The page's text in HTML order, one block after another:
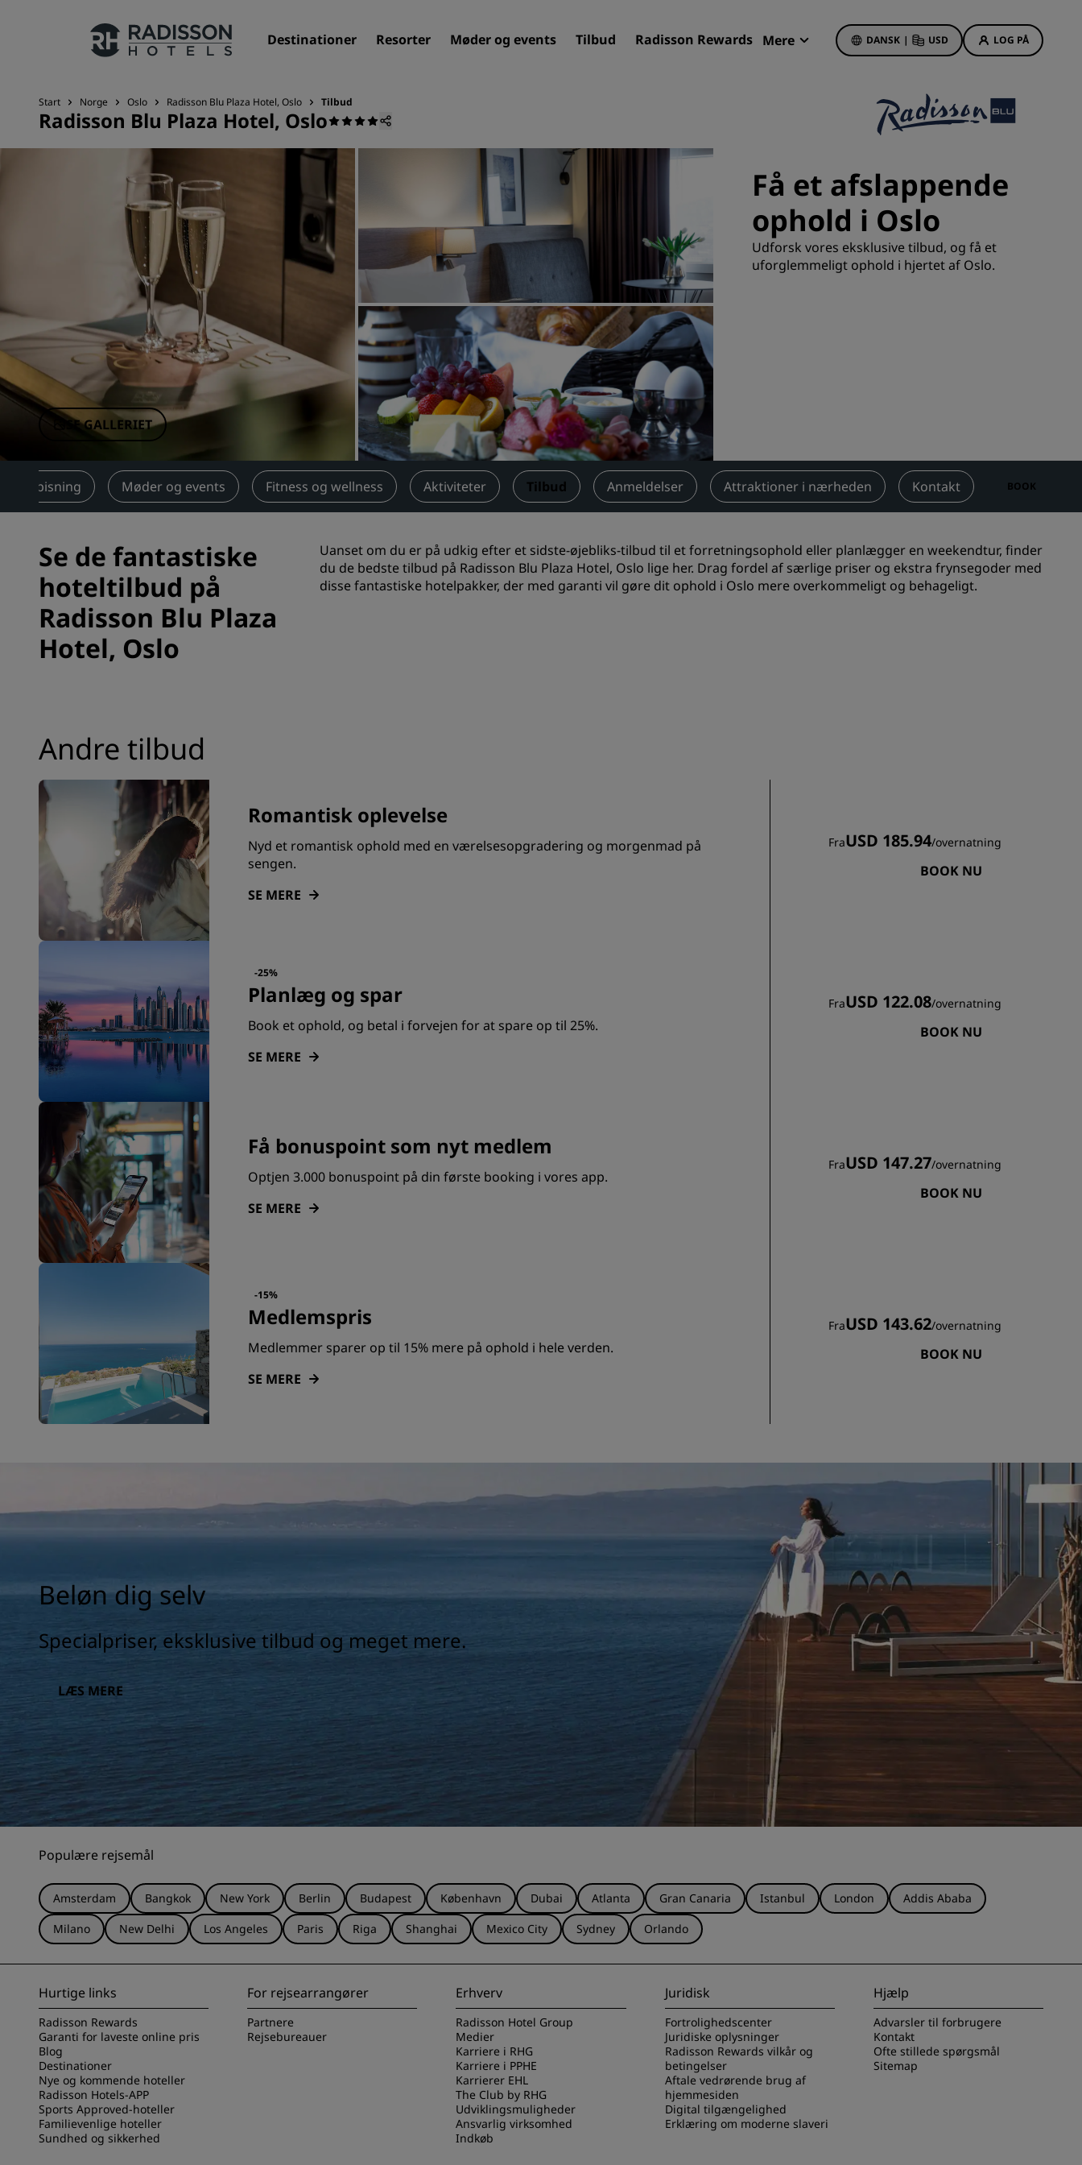
Destinationer Resorter Møder og events Tilbud Radisson Rewards Mere DANSK | USD LOG PÅ
Vores brands
Radisson Hotels-brands
Tilknyttede brands i Kina
Destinationer
Resorter
Servicerede lejligheder
Lufthavnshoteller
Nye og kommende hoteller
Møder og arrangementer
Opdag Radisson Meetings
Book et mødelokale
Anmod om et tilbud
Destinationer til events
Brancheløsninger
Søg flyafgange
Søg flyafgange
Spisning
Søg efter en restaurant
Hoteltilbud
Få bonuspoint som nyt medlem
Deals of the Day
Book på forhånd
Se vores pakker
Forretningsrejsende
Centrum-hoteller
Besøg vores blog
Radisson Rewards
Opdag Radisson Rewards
Start Norge Oslo Radisson Blu Plaza Hotel, Oslo Tilbud
Radisson Blu Plaza Hotel, Oslo
SE GALLERIET
Få et afslappende
ophold i Oslo
Udforsk vores eksklusive tilbud, og få et
uforglemmeligt ophold i hjertet af Oslo.
Spisning Møder og events Fitness og wellness Aktiviteter Tilbud Anmeldelser Attraktioner i nærheden Kontakt BOOK
Se de fantastiske
hoteltilbud på
Radisson Blu Plaza
Hotel, Oslo
Uanset om du er på udkig efter et sidste-øjebliks-tilbud til et forretningsophold eller planlægger en weekendtur, finder
du de bedste tilbud på Radisson Blu Plaza Hotel, Oslo lige her. Drag fordel af særlige priser og ekstra frynsegoder med
disse fantastiske hotelpakker, der med garanti vil gøre dit ophold i Oslo mere overkommeligt og behageligt.
Andre tilbud
Romantisk oplevelse
Nyd et romantisk ophold med en værelsesopgradering og morgenmad på
sengen.
SE MERE
FraUSD 185.94/overnatning
BOOK NU
-25%
Planlæg og spar
Book et ophold, og betal i forvejen for at spare op til 25%.
SE MERE
FraUSD 122.08/overnatning
BOOK NU
Få bonuspoint som nyt medlem
Optjen 3.000 bonuspoint på din første booking i vores app.
SE MERE
FraUSD 147.27/overnatning
BOOK NU
-15%
Medlemspris
Medlemmer sparer op til 15% mere på ophold i hele verden.
SE MERE
FraUSD 143.62/overnatning
BOOK NU
Beløn dig selv
Specialpriser, eksklusive tilbud og meget mere.
LÆS MERE
Populære rejsemål
Amsterdam Bangkok New York Berlin Budapest København Dubai Atlanta Gran Canaria Istanbul London
Addis Ababa
Milano
New Delhi Los Angeles Paris Riga Shanghai Mexico City Sydney Orlando
Hurtige links
Radisson Rewards
Garanti for laveste online pris
Blog
Destinationer
Nye og kommende hoteller
Radisson Hotels-APP
Sports Approved-hoteller
Familievenlige hoteller
Sundhed og sikkerhed
For rejsearrangører
Partnere
Rejsebureauer
Erhverv
Radisson Hotel Group
Medier
Karriere i RHG
Karriere i PPHE
Karrierer EHL
The Club by RHG
Udviklingsmuligheder
Ansvarlig virksomhed
Indkøb
Juridisk
Fortrolighedscenter
Juridiske oplysninger
Radisson Rewards vilkår og
betingelser
Aftale vedrørende brug af
hjemmesiden
Digital tilgængelighed
Erklæring om moderne slaveri
Hjælp
Advarsler til forbrugere
Kontakt
Ofte stillede spørgsmål
Sitemap